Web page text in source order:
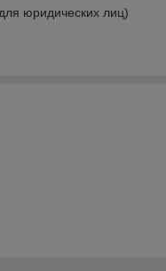
юридических лиц)